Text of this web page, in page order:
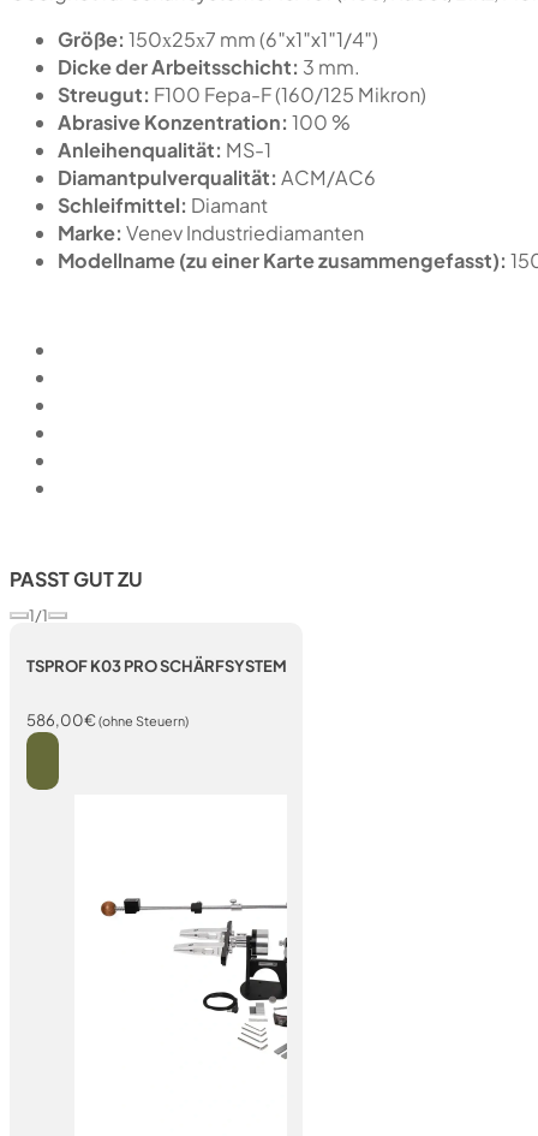
Größe: 150х25х7 mm (6″x1″x1″1/4″)
Dicke der Arbeitsschicht: 3 mm.
Streugut: F100 Fepa-F (160/125 Mikron)
Abrasive Konzentration: 100 %
Anleihenqualität: MS-1
Diamantpulverqualität: ACM/AC6
Schleifmittel: Diamant
Marke: Venev Industriediamanten
Modellname (zu einer Karte zusammengefasst):
PASST GUT ZU
1/1
TSPROF K03 PRO SCHÄRFSYSTEM
586,00€(ohne Steuern)